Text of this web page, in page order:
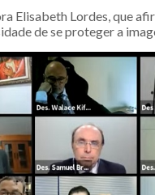
Elisabeth Lordes, que
de se proteger a